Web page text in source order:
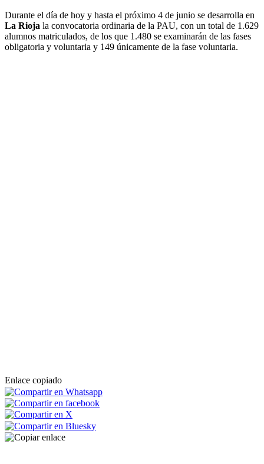
Durante el día de hoy y hasta el próximo 4 de junio se desarrolla en
La Rioja la convocatoria ordinaria de la PAU, con un total de 1.629
alumnos matriculados, de los que 1.480 se examinarán de las fases
obligatoria y voluntaria y 149 únicamente de la fase voluntaria.
Enlace copiado